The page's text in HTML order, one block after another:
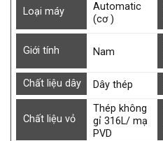
Loại máy
Automatic
(cơ )
Giới tính Nam
Chất liệu dây Dây thép
Chất liệu vỏ
Thép không
gỉ 316L/ mạ
PVD